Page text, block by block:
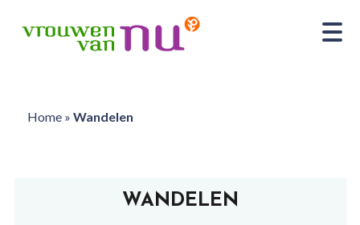
Home» Wandelen
WANDELEN